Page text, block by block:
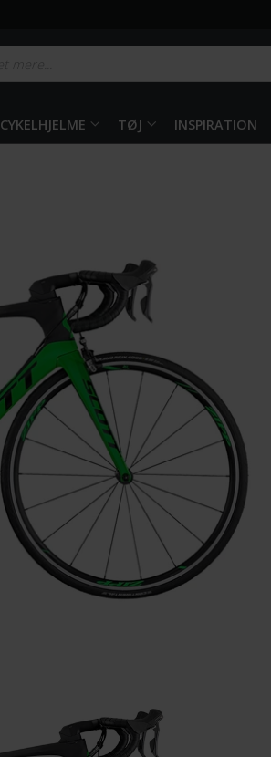
CYKELHJELME TØJ INSPIRATION